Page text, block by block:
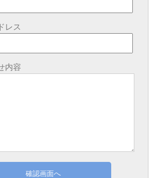
レス
内容
確認画面へ